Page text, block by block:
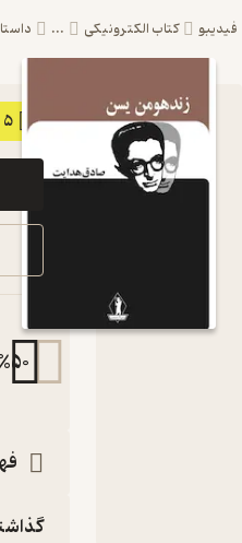
کتاب الکترونیکی ... داستان
5
%